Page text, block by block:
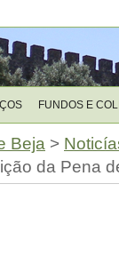
FUNDOS E
Beja >
da Pena